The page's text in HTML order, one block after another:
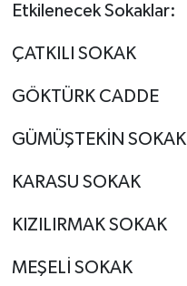
Etkilenecek Sokaklar:
ÇATKILI SOKAK
GÖKTÜRK CADDE
GÜMÜŞTEKİN SOKAK
KARASU SOKAK
KIZILIRMAK SOKAK
MEŞELİ SOKAK